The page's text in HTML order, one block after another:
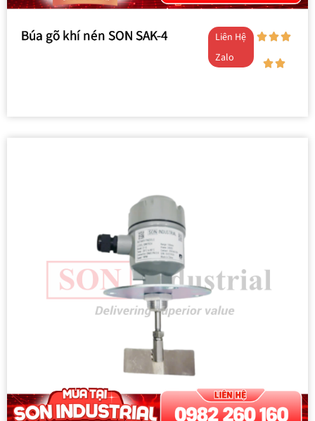
Búa gõ khí nén SON SAK-4
Liên Hệ
Zalo